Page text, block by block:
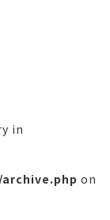
in
on